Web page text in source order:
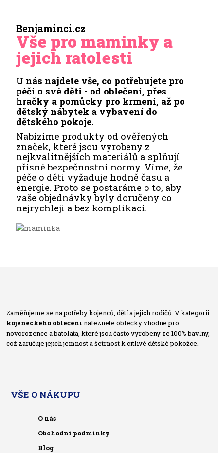
Benjaminci.cz
Vše pro maminky a
jejich ratolesti
U nás najdete vše, co potřebujete pro
péči o své děti - od oblečení, přes
hračky a pomůcky pro krmení, až po
dětský nábytek a vybavení do
dětského pokoje.
Nabízíme produkty od ověřených
značek, které jsou vyrobeny z
nejkvalitnějších materiálů a splňují
přísné bezpečnostní normy. Víme, že
péče o děti vyžaduje hodně času a
energie. Proto se postaráme o to, aby
vaše objednávky byly doručeny co
nejrychleji a bez komplikací.
Zaměřujeme se na potřeby kojenců, dětí a jejich rodičů. V kategorii
kojeneckého oblečení naleznete oblečky vhodné pro
novorozence a batolata, které jsou často vyrobeny ze 100% bavlny,
což zaručuje jejich jemnost a šetrnost k citlivé dětské pokožce.
VŠE O NÁKUPU
O nás
Obchodní podmínky
Blog